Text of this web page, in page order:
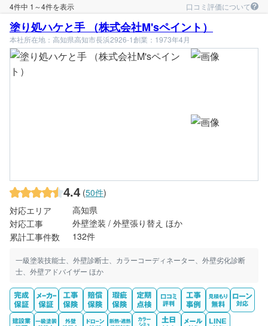
4件中 1～4件を表示 口コミ評価について
塗り処ハケと手 （株式会社M'sペイント）
本社所在地：高知県高知市長浜2926-1創業：1973年4月
4.4 (50件)
対応エリア
高知県
対応工事
外壁塗装 / 外壁張り替え ほか
累計工事件数
132件
一級塗装技能士、外壁診断士、カラーコーディネーター、外壁劣化診断
士、外壁アドバイザー ほか